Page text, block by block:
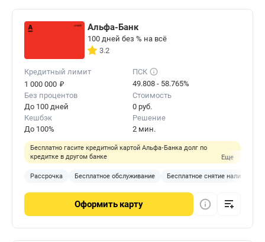
Альфа-Банк
100 дней без % на всё
3.2
Кредитный лимит
1 000 000 ₽
ПСК
49.808 - 58.765%
Без процентов
До 100 дней
Стоимость
0 руб.
Кешбэк
До 100%
Решение
2 мин.
Бесплатно гасите кредитной картой Альфа‑Банка долг по
кредитке в другом банке
Еще
Рассрочка Бесплатное обслуживание Бесплатное снятие наличных
Оформить карту